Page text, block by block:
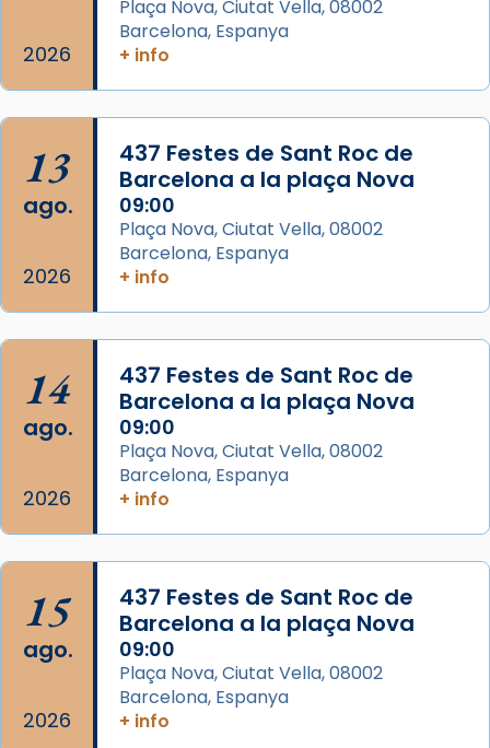
missa d’acció de gràcies en agraïment al
comitè organitzador de la visita apostòlica
col·laboradors, a la Catedral de Barcelona.
L’arquebisbe de Barcelona, el cardenal Joan
Josep Omella, ha presidit la missa i l’ha
concelebrat el bisbe auxiliar de Barcelona,
Mons. David Abadías.
📸 Dr. G. Simón
Arquebisbat de Barcelona
2 weeks ago
Memòria de les santes Juliana i
Semproniana, verges i màrtirs.
Acompanyant la història de sant Cugat, a
partir de l’Edat Mitjana sorgeix la tradició
que les santes Juliana (“relatiu a Júlia”) i
Semproniana (“relatiu a Semprònia =
eterna”) són deixebles seves. I l’any 1667, el
frare Joan Gaspar Roig, afirma en una obra
que les santes són filles de l’antiga Iluro.
Mataró en reivindicarà les relíq
...
2026
Plaça Nova, Ciutat Vella, 08002
Barcelona, Espanya
+ info
13
ago.
2026
437 Festes de Sant Roc de
Barcelona a la plaça Nova
09:00
Plaça Nova, Ciutat Vella, 08002
Barcelona, Espanya
+ info
14
ago.
2026
437 Festes de Sant Roc de
Barcelona a la plaça Nova
09:00
Plaça Nova, Ciutat Vella, 08002
Barcelona, Espanya
+ info
15
ago.
2026
437 Festes de Sant Roc de
Barcelona a la plaça Nova
09:00
Plaça Nova, Ciutat Vella, 08002
Barcelona, Espanya
+ info